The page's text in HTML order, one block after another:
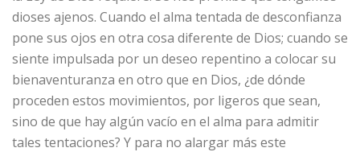
dioses ajenos. Cuando el alma tentada de desconfianza
pone sus ojos en otra cosa diferente de Dios; cuando se
siente impulsada por un deseo repentino a colocar su
bienaventuranza en otro que en Dios, ¿de dónde
proceden estos movimientos, por ligeros que sean,
sino de que hay algún vacío en el alma para admitir
tales tentaciones? Y para no alargar más este